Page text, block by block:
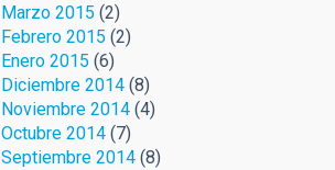
Marzo 2015 (2)
Febrero 2015 (2)
Enero 2015 (6)
Diciembre 2014(8)
Noviembre 2014(4)
Octubre 2014(7)
Septiembre 2014(8)